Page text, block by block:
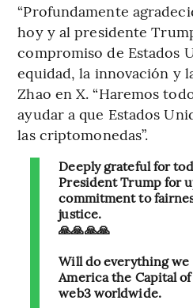
“Profundamente
hoy y al presidente
compromiso de Estados
equidad, la innovación y
Zhao en X. “Haremos
ayudar a que Estados
las criptomonedas”.
Deeply grateful for
President Trump for
commitment to
justice.
🙏🙏🙏🙏
Will do everything we
America the Capital
web3 worldwide.